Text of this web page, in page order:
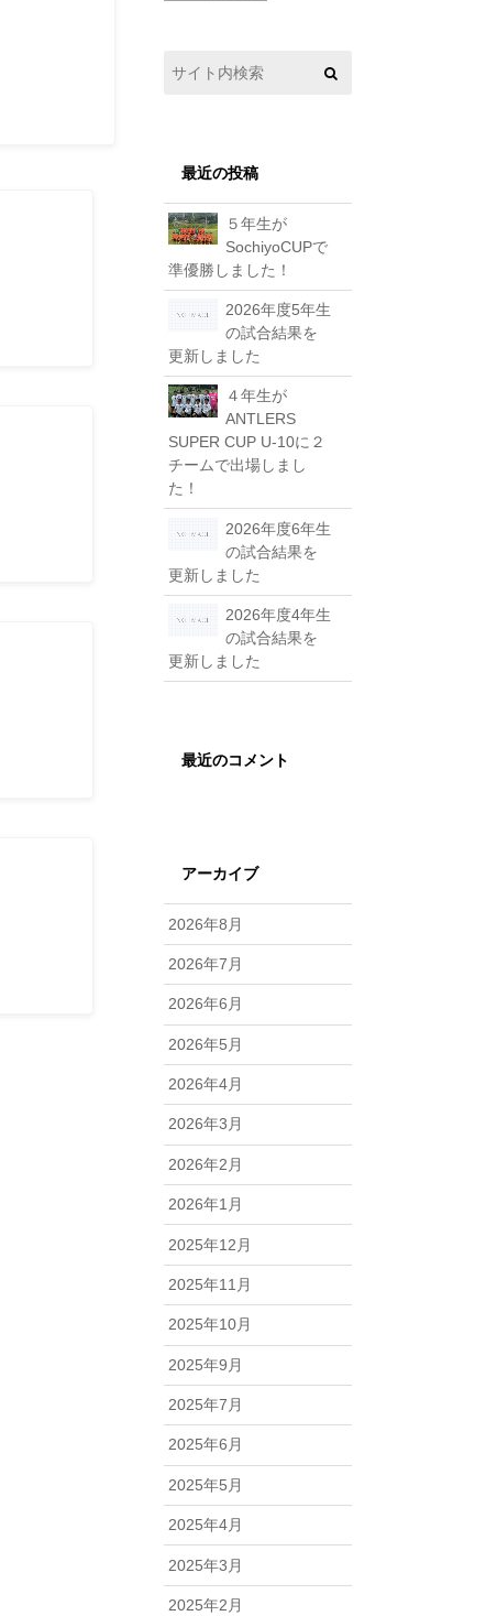
最近の投稿
５年生が
SochiyoCUPで
準優勝しました！
2026年度5年生
の試合結果を
更新しました
４年生が
ANTLERS
SUPER CUP U-10に２
チームで出場しまし
た！
2026年度6年生
の試合結果を
更新しました
2026年度4年生
の試合結果を
更新しました
最近のコメント
アーカイブ
2026年8月
2026年7月
2026年6月
2026年5月
2026年4月
2026年3月
2026年2月
2026年1月
2025年12月
2025年11月
2025年10月
2025年9月
2025年7月
2025年6月
2025年5月
2025年4月
2025年3月
2025年2月